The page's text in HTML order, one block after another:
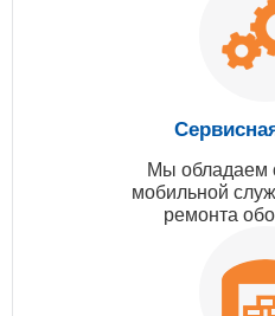
Мы обладаем
мобильной
ремонта